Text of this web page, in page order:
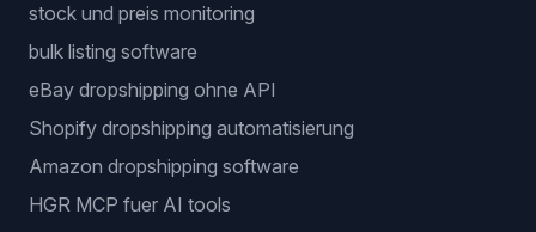
stock und preis monitoring
bulk listing software
eBay dropshipping ohne API
Shopify dropshipping automatisierung
Amazon dropshipping software
HGR MCP fuer AI tools